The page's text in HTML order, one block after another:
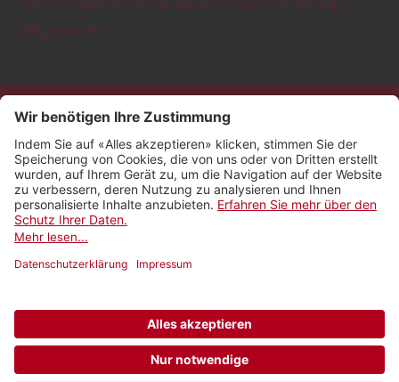
abgelaufen.
Kontakt
Impressum
Rechtliches
Netiquette
Newsletter abonnieren